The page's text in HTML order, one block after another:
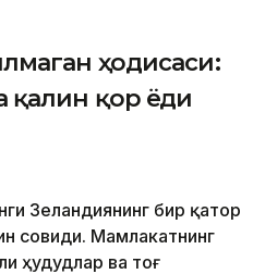
ҳодисаси:
қор ёғди
Зеландиянинг бир қатор
совиди. Мамлакатнинг
ҳудудлар ва тоғ